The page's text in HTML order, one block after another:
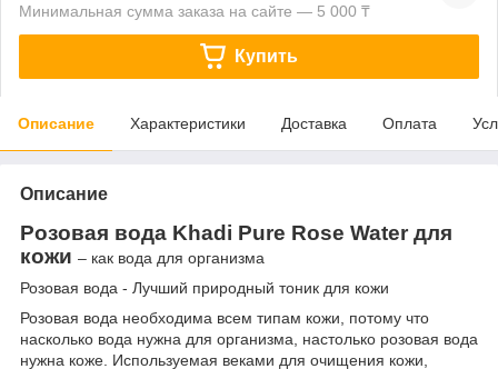
Минимальная сумма заказа на сайте — 5 000 ₸
Купить
Описание Характеристики Доставка Оплата
Описание
Розовая вода Khadi Pure Rose Water для
кожи – как вода для организма
Розовая вода - Лучший природный тоник для кожи
Розовая вода необходима всем типам кожи, потому что
насколько вода нужна для организма, настолько розовая вода
нужна коже. Используемая веками для очищения кожи,